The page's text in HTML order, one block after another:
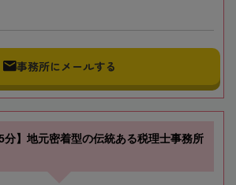
事務所にメールする
分】地元密着型の伝統ある税理士事務所